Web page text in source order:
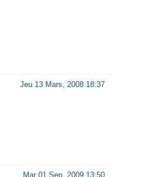
Jeu 13 Mars, 2008 18:37
Mar 01 Sep, 2009 13:50